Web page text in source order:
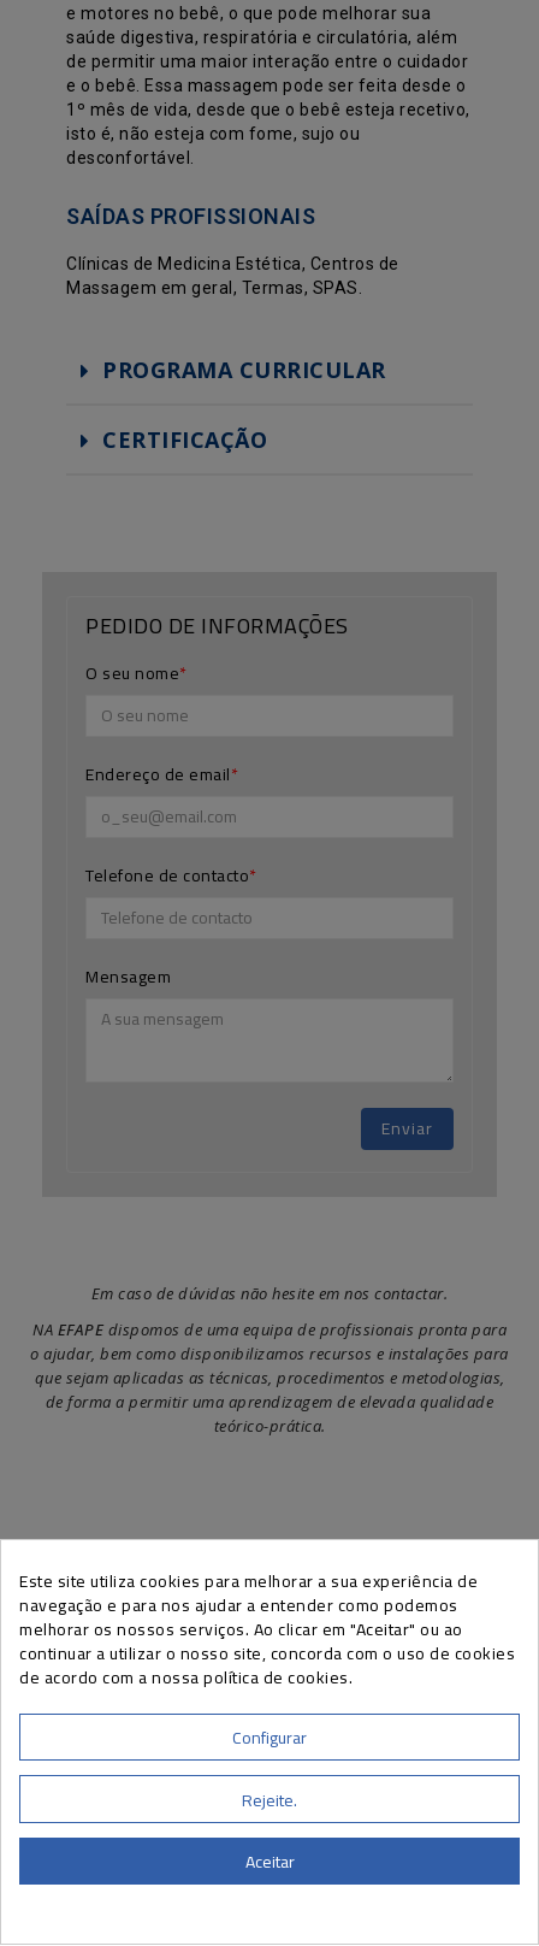
e motores no bebê, o que pode melhorar sua
saúde digestiva, respiratória e circulatória, além
de permitir uma maior interação entre o cuidador
e o bebê. Essa massagem pode ser feita desde o
1º mês de vida, desde que o bebê esteja recetivo,
isto é, não esteja com fome, sujo ou
desconfortável.
SAÍDAS PROFISSIONAIS
Clínicas de Medicina Estética, Centros de
Massagem em geral, Termas, SPAS.
PROGRAMA CURRICULAR
CERTIFICAÇÃO
PEDIDO DE INFORMAÇÕES
O seu nome
Endereço de email
Telefone de contacto
Mensagem
Enviar
Em caso de dúvidas não hesite em nos contactar.
NA EFAPE dispomos de uma equipa de profissionais pronta para
o ajudar, bem como disponibilizamos recursos e instalações para
que sejam aplicadas as técnicas, procedimentos e metodologias,
de forma a permitir uma aprendizagem de elevada qualidade
teórico-prática.
SUBSCREVA A NEWSLETTER EFAPE
presente nas nossas newsletters.
A SUA CONTA
CURSOS EFAPE
Este site utiliza cookies para melhorar a sua experiência de
navegação e para nos ajudar a entender como podemos
melhorar os nossos serviços. Ao clicar em "Aceitar" ou ao
continuar a utilizar o nosso site, concorda com o uso de cookies
de acordo com a nossa política de cookies.
Configurar
Rejeite.
Aceitar